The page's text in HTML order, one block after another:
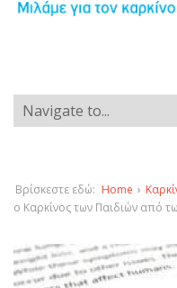
Βρίσκεστε εδώ: Home ›
ο Καρκίνος των Παιδιών από